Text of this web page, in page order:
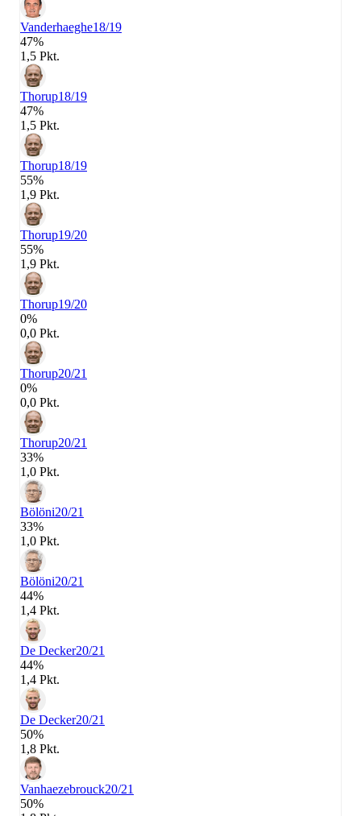
Vanderhaeghe18/19
47%
1,5 Pkt.
Thorup18/19
47%
1,5 Pkt.
Thorup18/19
55%
1,9 Pkt.
Thorup19/20
55%
1,9 Pkt.
Thorup19/20
0%
0,0 Pkt.
Thorup20/21
0%
0,0 Pkt.
Thorup20/21
33%
1,0 Pkt.
Bölöni20/21
33%
1,0 Pkt.
Bölöni20/21
44%
1,4 Pkt.
De Decker20/21
44%
1,4 Pkt.
De Decker20/21
50%
1,8 Pkt.
Vanhaezebrouck20/21
50%